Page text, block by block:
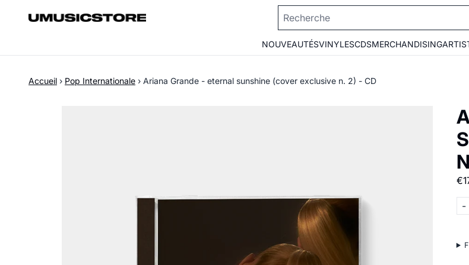
NOUVEAUTÉSVINYLESCDSMERCHANDISING
Accueil › Pop Internationale › Ariana Grande - eternal sunshine (cover exclusive n. 2) - CD
-